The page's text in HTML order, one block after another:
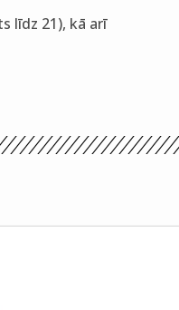
līdz 21), kā arī